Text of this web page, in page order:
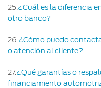
25 ¿Cuál es la diferencia
otro banco?
26 ¿Cómo puedo
o atención al cliente?
27.¿Qué garantías o
financiamiento